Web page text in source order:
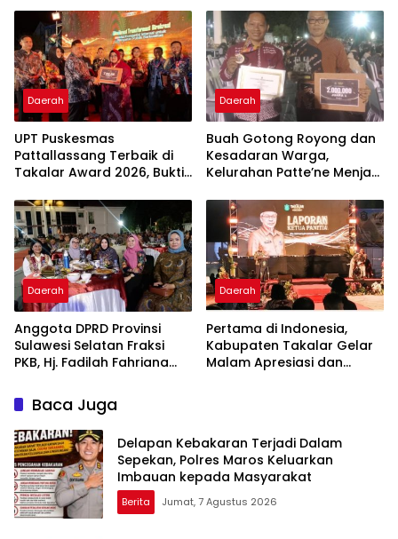
Masyarakat
Di Maros
Daerah
UPT Puskesmas
Pattallassang Terbaik di
Takalar Award 2026, Bukti
Pelayanan Kesehatan
Berkualitas
Daerah
Buah Gotong Royong dan
Kesadaran Warga,
Kelurahan Patte’ne Menjadi
2026
Daerah
Anggota DPRD Provinsi
Sulawesi Selatan Fraksi
PKB, Hj. Fadilah Fahriana
Takalar Menyalakan
Lentera Pengabdian
Melalui Malam Apresiasi
dan Inovasi Award 2026
Daerah
Pertama di Indonesia,
Kabupaten Takalar Gelar
Malam Apresiasi dan
Baca Juga
Delapan Kebakaran Terjadi Dalam
Sepekan, Polres Maros Keluarkan
Imbauan kepada Masyarakat
Berita Jumat, 7 Agustus 2026